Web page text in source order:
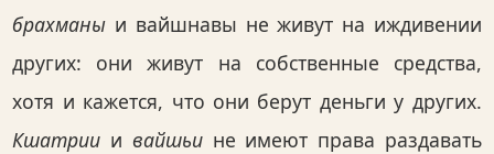
брахманы и вайшнавы не живут на иждивении
других: они живут на собственные средства,
хотя и кажется, что они берут деньги у других.
Кшатрии и вайшьине имеют права раздавать